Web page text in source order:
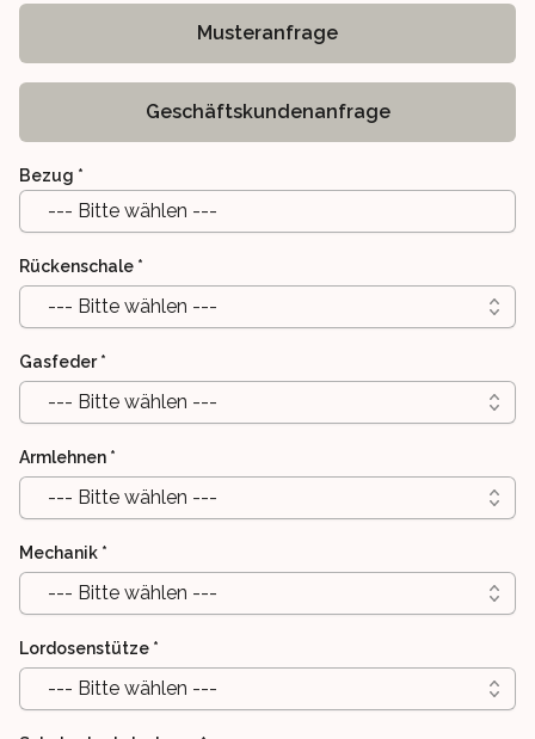
Musteranfrage
Geschäftskundenanfrage
Bezug *
--- Bitte wählen ---
Rückenschale *
--- Bitte wählen ---
Gasfeder *
--- Bitte wählen ---
Armlehnen *
--- Bitte wählen ---
Mechanik *
--- Bitte wählen ---
Lordosenstütze *
--- Bitte wählen ---